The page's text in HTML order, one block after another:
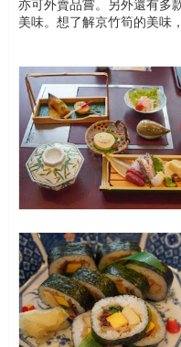
亦可外賣品嘗。另外還有多
美味。想了解京竹筍的美味